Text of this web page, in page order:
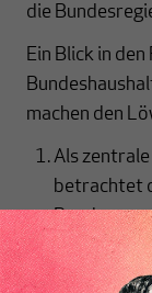
die
Ein Blick in
machen den
Als
betrachtet